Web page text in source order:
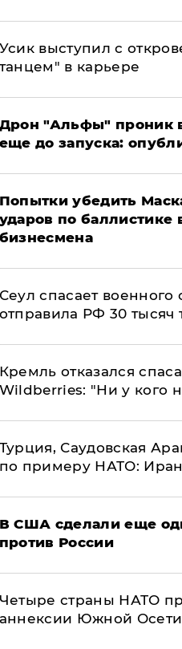
Усик выступил с
танцем" в карьере
Дрон "Альфы" проник
еще до запуска:
Попытки убедить
ударов по
бизнесмена
​Сеул спасает
отправила РФ 30 тысяч
Кремль отказался
Wildberries: "Ни у кого
Турция, Саудовская
по примеру НАТО: Иран
В США сделали еще
против России
Четыре страны НАТО
аннексии Южной